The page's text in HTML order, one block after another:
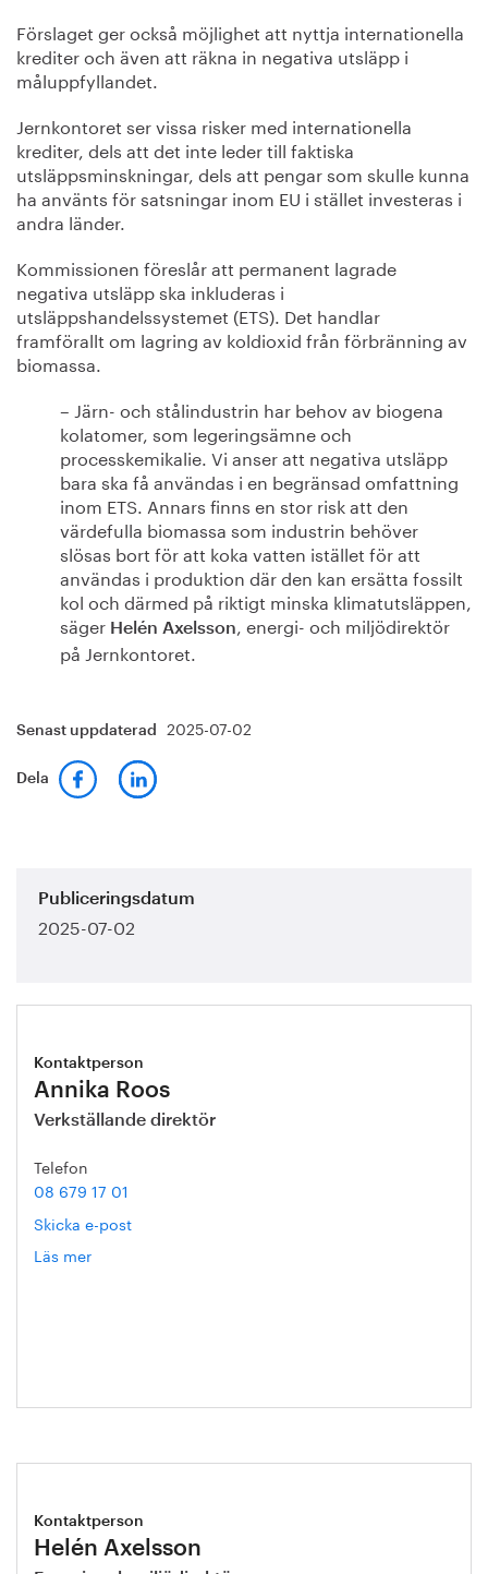
Förslaget ger också möjlighet att nyttja internationella
krediter och även att räkna in negativa utsläpp i
måluppfyllandet.
Jernkontoret ser vissa risker med internationella
krediter, dels att det inte leder till faktiska
utsläppsminskningar, dels att pengar som skulle kunna
ha använts för satsningar inom EU i stället investeras i
andra länder.
Kommissionen föreslår att permanent lagrade
negativa utsläpp ska inkluderas i
utsläppshandelssystemet (ETS). Det handlar
framförallt om lagring av koldioxid från förbränning av
biomassa.
– Järn- och stålindustrin har behov av biogena
kolatomer, som legeringsämne och
processkemikalie. Vi anser att negativa utsläpp
bara ska få användas i en begränsad omfattning
inom ETS. Annars finns en stor risk att den
värdefulla biomassa som industrin behöver
slösas bort för att koka vatten istället för att
användas i produktion där den kan ersätta fossilt
kol och därmed på riktigt minska klimatutsläppen,
säger Helén Axelsson, energi- och miljödirektör
på Jernkontoret.
Senast uppdaterad 2025-07-02
Dela
Publiceringsdatum
2025-07-02
Kontaktperson
Annika Roos
Verkställande direktör
Telefon
08 679 17 01
Skicka e-post
Läs mer
Kontaktperson
Helén Axelsson